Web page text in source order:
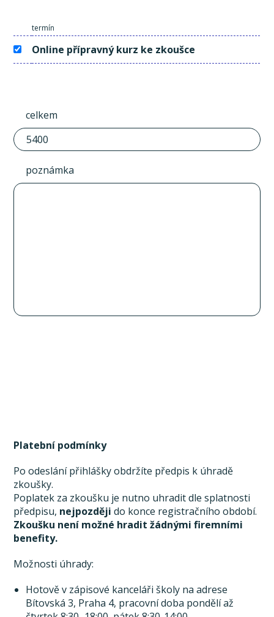
termín
Online přípravný kurz ke zkoušce
celkem
poznámka
Platební podmínky
Po odeslání přihlášky obdržíte předpis k úhradě
zkoušky.
Poplatek za zkoušku je nutno uhradit dle splatnosti
předpisu, nejpozději do konce registračního období.
Zkoušku není možné hradit žádnými firemními
benefity.
Možnosti úhrady:
Hotově v zápisové kanceláři školy na adrese
Bítovská 3, Praha 4, pracovní doba pondělí až